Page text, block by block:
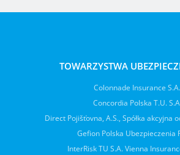
TOWARZYSTWA
Colonnade Insurance S.A.
Concordia Polska T.U.
Direct Pojišťovna, A.S., Spółka akcyjna
Gefion Polska Ubezpieczenia
InterRisk TU S.A. Vienna